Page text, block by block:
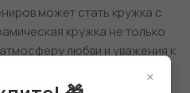
может стать кружка с
кружка не только
любви и уважения к
×